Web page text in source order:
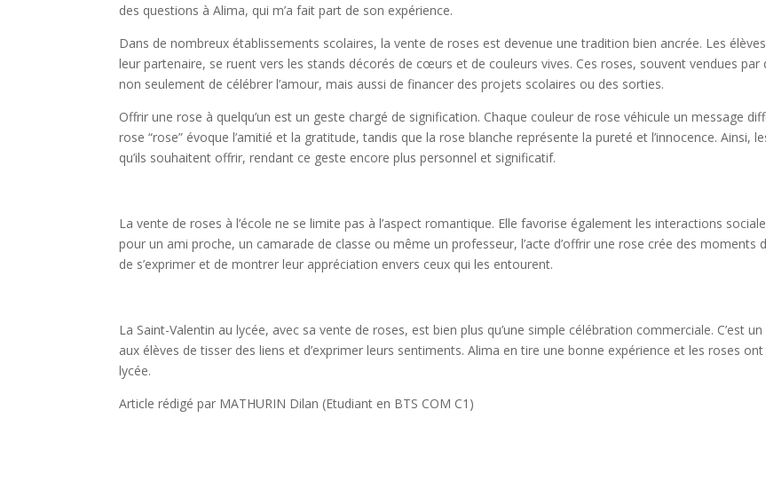
des questions à Alima, qui m’a fait part de son expérience.
Dans de nombreux établissements scolaires, la vente de roses est devenue une tradition bien ancrée. Les
leur partenaire, se ruent vers les stands décorés de cœurs et de couleurs vives. Ces roses, souvent vendues
non seulement de célébrer l’amour, mais aussi de financer des projets scolaires ou des sorties.
Offrir une rose à quelqu’un est un geste chargé de signification. Chaque couleur de rose véhicule un message
rose “rose” évoque l’amitié et la gratitude, tandis que la rose blanche représente la pureté et l’innocence. Ainsi,
qu’ils souhaitent offrir, rendant ce geste encore plus personnel et significatif.
La vente de roses à l’école ne se limite pas à l’aspect romantique. Elle favorise également les interactions
pour un ami proche, un camarade de classe ou même un professeur, l’acte d’offrir une rose crée des moments
de s’exprimer et de montrer leur appréciation envers ceux qui les entourent.
La Saint-Valentin au lycée, avec sa vente de roses, est bien plus qu’une simple célébration commerciale. C’est
aux élèves de tisser des liens et d’exprimer leurs sentiments. Alima en tire une bonne expérience et les roses
lycée.
Article rédigé par MATHURIN Dilan (Etudiant en BTS COM C1)